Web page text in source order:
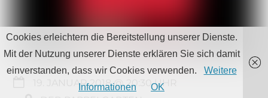
19. JANUAR 2018 @ 20:30
Cookies erleichtern die Bereitstellung unserer Dienste.
Mit der Nutzung unserer Dienste erklären Sie sich damit
einverstanden, dass wir Cookies verwenden.
Weitere
Informationen
OK